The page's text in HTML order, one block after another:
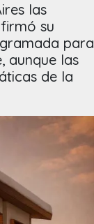
las
su
para
aunque las
de la